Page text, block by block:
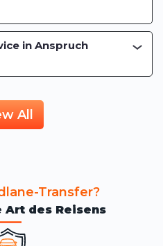
in Anspruch
All
Transfer?
Art des Reisens